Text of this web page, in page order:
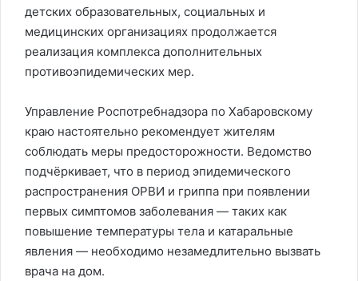
детских образовательных, социальных и
медицинских организациях продолжается
реализация комплекса дополнительных
противоэпидемических мер.
Управление Роспотребнадзора по Хабаровскому
краю настоятельно рекомендует жителям
соблюдать меры предосторожности. Ведомство
подчёркивает, что в период эпидемического
распространения ОРВИ и гриппа при появлении
первых симптомов заболевания — таких как
повышение температуры тела и катаральные
явления — необходимо незамедлительно вызвать
врача на дом.